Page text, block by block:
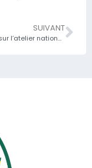
SUIVANT
Clap de fin sur l’atelier national de concertation dans le cadre de la révision de la stratégie régionale d’inclusion financière,